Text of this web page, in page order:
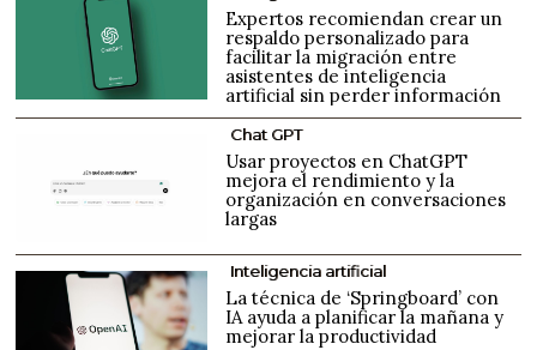
Expertos recomiendan crear un
respaldo personalizado para
facilitar la migración entre
asistentes de inteligencia
artificial sin perder información
Chat GPT
Usar proyectos en ChatGPT
mejora el rendimiento y la
organización en conversaciones
largas
Inteligencia artificial
La técnica de ‘Springboard’ con
IA ayuda a planificar la mañana y
mejorar la productividad